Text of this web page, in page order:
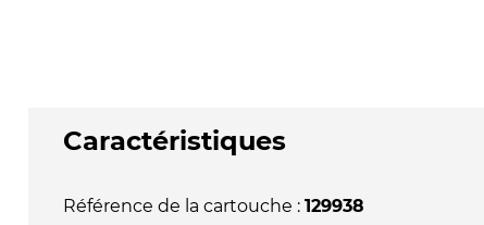
Caractéristiques
Référence de la cartouche : 129938